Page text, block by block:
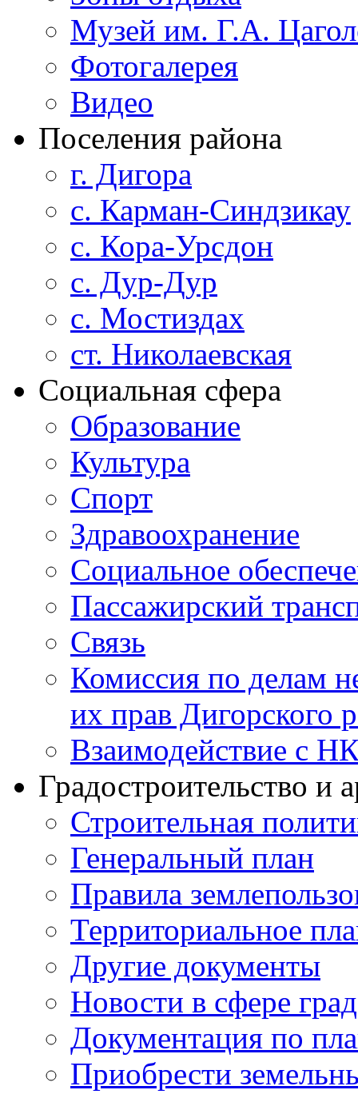
Музей им. Г.А.
Фотогалерея
Видео
Поселения района
г. Дигора
с. Карман-Синдзикау
с. Кора-Урсдон
с. Дур-Дур
с. Мостиздах
ст. Николаевская
Социальная сфера
Образование
Культура
Спорт
Здравоохранение
Социальное
Пассажирский
Связь
Комиссия по делам
их прав Дигорского
Взаимодействие с
Градостроительство и
Строительная
Генеральный план
Правила
Территориальное
Другие документы
Новости в сфере
Документация по
Приобрести